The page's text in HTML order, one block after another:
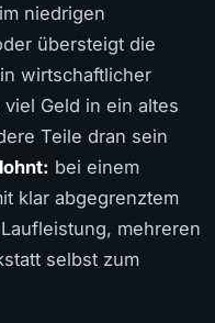
niedrigen
übersteigt die
wirtschaftlicher
Geld in ein altes
Teile dran sein
bei einem
klar abgegrenztem
mehreren
selbst zum